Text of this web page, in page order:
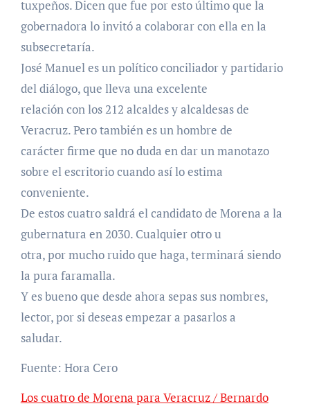
tuxpeños. Dicen que fue por esto último que la
gobernadora lo invitó a colaborar con ella en la
subsecretaría.
José Manuel es un político conciliador y partidario
del diálogo, que lleva una excelente
relación con los 212 alcaldes y alcaldesas de
Veracruz. Pero también es un hombre de
carácter firme que no duda en dar un manotazo
sobre el escritorio cuando así lo estima
conveniente.
De estos cuatro saldrá el candidato de Morena a la
gubernatura en 2030. Cualquier otro u
otra, por mucho ruido que haga, terminará siendo
la pura faramalla.
Y es bueno que desde ahora sepas sus nombres,
lector, por si deseas empezar a pasarlos a
saludar.
Fuente: Hora Cero
Los cuatro de Morena para Veracruz / Bernardo